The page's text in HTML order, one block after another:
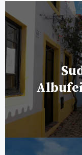
Navigation
de
l’article